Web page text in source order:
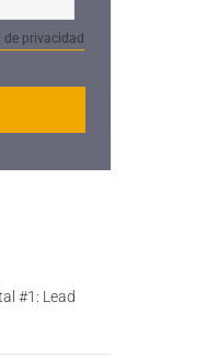
de privacidad
#1: Lead